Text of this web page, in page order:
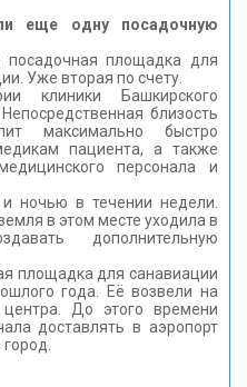
еще одну посадочную
площадка для
Уже вторая по счету.
клиники Башкирского
близость
максимально быстро
пациента, а также
персонала и
ночью в течении недели.
в этом месте уходила в
дополнительную
площадка для санавиации
года. Её возвели на
центра. До этого времени
доставлять в аэропорт